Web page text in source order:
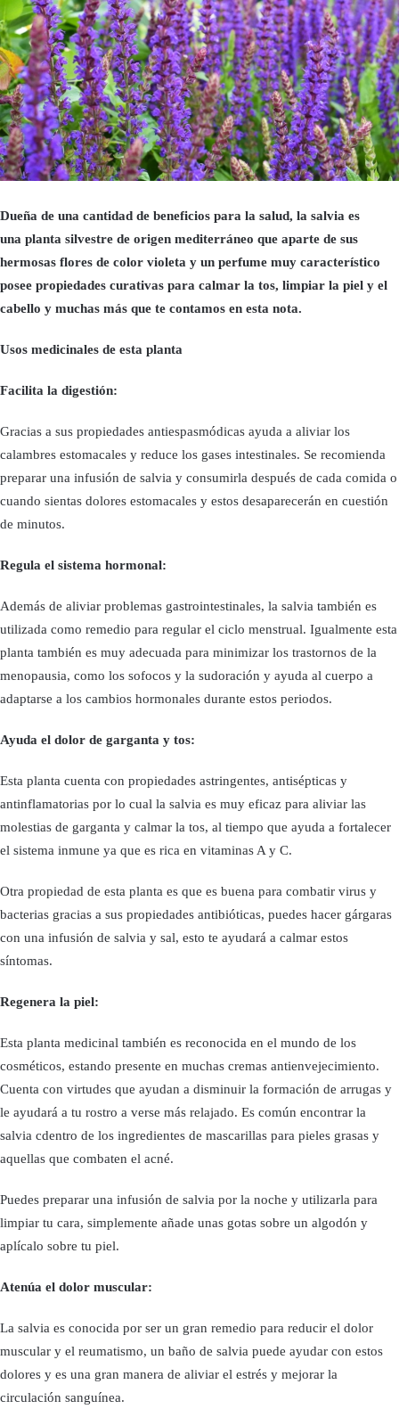
Dueña de una cantidad de beneficios para la salud, la salvia es
una planta silvestre de origen mediterráneo que aparte de sus
hermosas flores de color violeta y un perfume muy característico
posee propiedades curativas para calmar la tos, limpiar la piel y el
cabello y muchas más que te contamos en esta nota.
Usos medicinales de esta planta
Facilita la digestión:
Gracias a sus propiedades antiespasmódicas ayuda a aliviar los
calambres estomacales y reduce los gases intestinales. Se recomienda
preparar una infusión de salvia y consumirla después de cada comida o
cuando sientas dolores estomacales y estos desaparecerán en cuestión
de minutos.
Regula el sistema hormonal:
Además de aliviar problemas gastrointestinales, la salvia también es
utilizada como remedio para regular el ciclo menstrual. Igualmente esta
planta también es muy adecuada para minimizar los trastornos de la
menopausia, como los sofocos y la sudoración y ayuda al cuerpo a
adaptarse a los cambios hormonales durante estos periodos.
Ayuda el dolor de garganta y tos:
Esta planta cuenta con propiedades astringentes, antisépticas y
antinflamatorias por lo cual la salvia es muy eficaz para aliviar las
molestias de garganta y calmar la tos, al tiempo que ayuda a fortalecer
el sistema inmune ya que es rica en vitaminas A y C.
Otra propiedad de esta planta es que es buena para combatir virus y
bacterias gracias a sus propiedades antibióticas, puedes hacer gárgaras
con una infusión de salvia y sal, esto te ayudará a calmar estos
síntomas.
Regenera la piel:
Esta planta medicinal también es reconocida en el mundo de los
cosméticos, estando presente en muchas cremas antienvejecimiento.
Cuenta con virtudes que ayudan a disminuir la formación de arrugas y
le ayudará a tu rostro a verse más relajado. Es común encontrar la
salvia cdentro de los ingredientes de mascarillas para pieles grasas y
aquellas que combaten el acné.
Puedes preparar una infusión de salvia por la noche y utilizarla para
limpiar tu cara, simplemente añade unas gotas sobre un algodón y
aplícalo sobre tu piel.
Atenúa el dolor muscular:
La salvia es conocida por ser un gran remedio para reducir el dolor
muscular y el reumatismo, un baño de salvia puede ayudar con estos
dolores y es una gran manera de aliviar el estrés y mejorar la
circulación sanguínea.